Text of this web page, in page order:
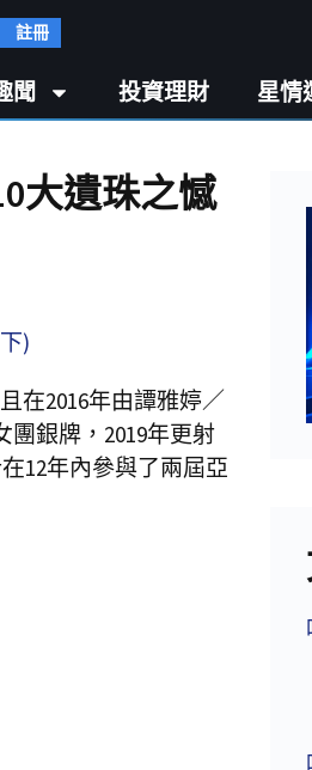
註冊
聞 投資理財 星情
大遺珠之憾
在2016年由譚雅婷／
銀牌，2019年更射
12年內參與了兩屆亞